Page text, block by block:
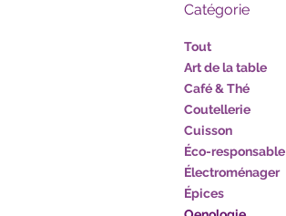
Catégorie
Tout
Art de la table
Café & Thé
Coutellerie
Cuisson
Éco-responsable
Électroménager
Épices